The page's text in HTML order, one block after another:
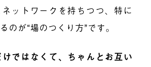
ットワークを持ちつつ、特に
のが“場のつくり方”です。
ではなくて、ちゃんとお互い